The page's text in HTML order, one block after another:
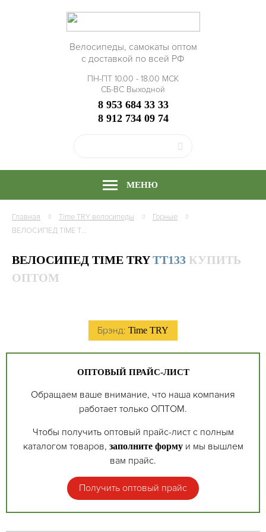
Велосипеды, самокаты оптом
с доставкой по всей РФ
ПН-ПТ 10.00 - 18.00 МСК
СБ-ВС Выходной
8 953 684 33 33
8 912 734 09 74
МЕНЮ
Главная Time TRY велосипеды
Горные
ВЕЛОСИПЕД TIME TRY TT133/1S (20"; СКОР. 1) РАМА АЛЮМИНИЙ, КУПИТЬ ОПТОМ
ВЕЛОСИПЕД TIME TRYTT133 КУПИТЬ
ОПТОМ
Брэнд: Time TRY
ОПТОВЫЙ ПРАЙС-ЛИСТ
Обращаем ваше внимание, что наша компания
работает только ОПТОМ.
Чтобы получить оптовый прайс-лист с полным
каталогом товаров, заполните формуи мы вышлем
вам прайс.
Получить оптовый прайс